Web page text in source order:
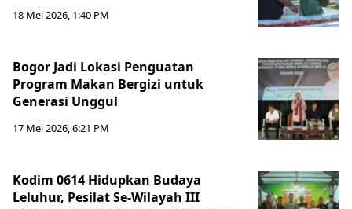
18 Mei 2026, 1:40 PM
Bogor Jadi Lokasi Penguatan
Program Makan Bergizi untuk
Generasi Unggul
17 Mei 2026, 6:21 PM
Kodim 0614 Hidupkan Budaya
Leluhur, Pesilat Se-Wilayah III